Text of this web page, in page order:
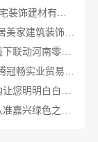
全包家装服务哪家专业-佛山市雅居美家建筑装饰工程有限公司
零百味全程护航零食硬折扣线上线下联动河南零百味供应链有限公司